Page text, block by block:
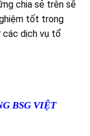
chia sẻ trên sẽ
tốt trong
các dịch vụ tổ
BSG VIỆT